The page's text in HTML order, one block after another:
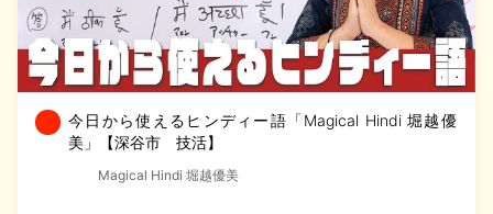
今日から使えるヒンディー語「Magical Hindi 堀越優
美」【深谷市 技活】
Magical Hindi 堀越優美